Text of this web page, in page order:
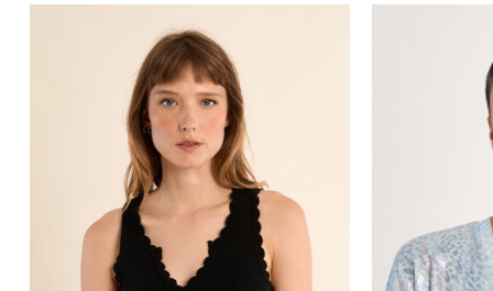
Κανένα προϊόν στο
καλάθι σας.
Go To Shop